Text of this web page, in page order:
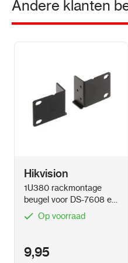
Android: Gratis app
iOS (iPhone): Gratis
Standaard IP-adres:
Standaard login /
rtsp://
- Mainstream
- Secondstream
Andere klanten
Hikvision
1U380 rackmontage
beugel voor DS-7608 en
DS-7616
Op voorraad
9,95